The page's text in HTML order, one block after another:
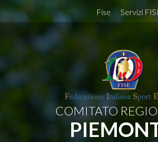
Fise Servizi
COMITATO